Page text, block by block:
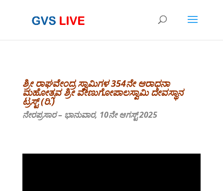
ಶ್ರೀ ರಾಘವೇಂದ್ರ ಸ್ವಾಮಿಗಳ 354ನೇ ಆರಾಧನಾ
ಮಹೋತ್ಸವ ಶ್ರೀ ವೇಣುಗೋಪಾಲಸ್ವಾಮಿ ದೇವಸ್ಥಾನ
ಟ್ರಸ್ಟ್ (ರಿ.)
ನೇರಪ್ರಸಾರ – ಭಾನುವಾರ, 10ನೇ ಆಗಸ್ಟ್ 2025